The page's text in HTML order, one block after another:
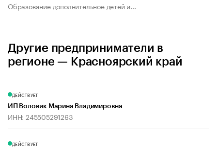
Образование дополнительное детей и...
Другие предприниматели в
регионе — Красноярский край
ДЕЙСТВУЕТ
ИП Воловик Марина Владимировна
ИНН: 245505291263
ДЕЙСТВУЕТ